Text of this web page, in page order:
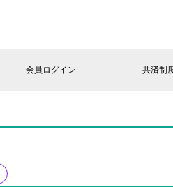
会員ログイン 共済制